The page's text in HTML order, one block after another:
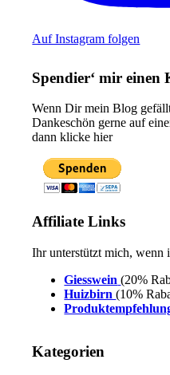
Auf Instagram folgen
Spendier‘ mir einen
Wenn Dir mein Blog
Dankeschön gerne auf
dann klicke hier
Affiliate Links
Ihr unterstützt mich, wenn
Giesswein (20%
Huizbirn(10%
Kategorien